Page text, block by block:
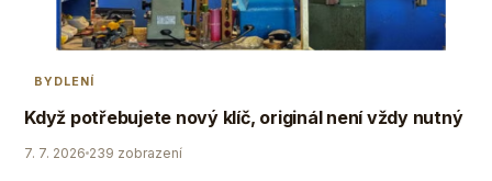
BYDLENÍ
Když potřebujete nový klíč, originál není vždy nutný
7. 7. 2026 239 zobrazení